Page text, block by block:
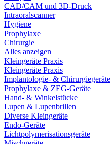
CAD/CAM und 3D-Druck
Intraoralscanner
Hygiene
Prophylaxe
Chirurgie
Alles anzeigen
Kleingeräte Praxis
Kleingeräte Praxis
Implantologie- & Chirurgiegeräte
Prophylaxe & ZEG-Geräte
Hand- & Winkelstücke
Lupen & Lupenbrillen
Diverse Kleingeräte
Endo-Geräte
Lichtpolymerisationsgeräte